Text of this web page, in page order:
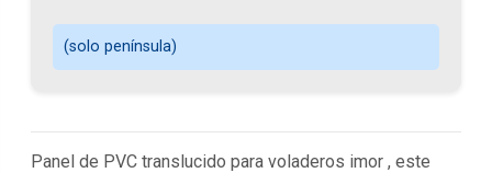
(solo península)
Panel de PVC translucido para voladeros imor , este